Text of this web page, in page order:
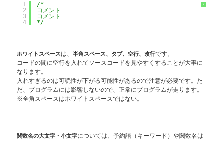
?
1
2
3
4
/*
コメント
コメント
*/
ホワイトスペースは、半角スペース、タブ、空行、改行です。
コードの間に空行を入れてソースコードを見やすくすることが大事に
なります。
入れすぎるのは可読性が下がる可能性があるので注意が必要です。た
だ、プログラムには影響しないので、正常にプログラムが走ります。
※全角スペースはホワイトスペースではない。
関数名の大文字・小文字については、予約語（キーワード）や関数名は